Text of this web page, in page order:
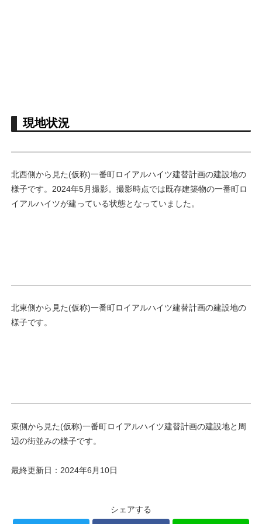
現地状況
北西側から見た(仮称)一番町ロイアルハイツ建替計画の建設地の
様子です。2024年5月撮影。撮影時点では既存建築物の一番町ロ
イアルハイツが建っている状態となっていました。
北東側から見た(仮称)一番町ロイアルハイツ建替計画の建設地の
様子です。
東側から見た(仮称)一番町ロイアルハイツ建替計画の建設地と周
辺の街並みの様子です。
最終更新日：2024年6月10日
シェアする